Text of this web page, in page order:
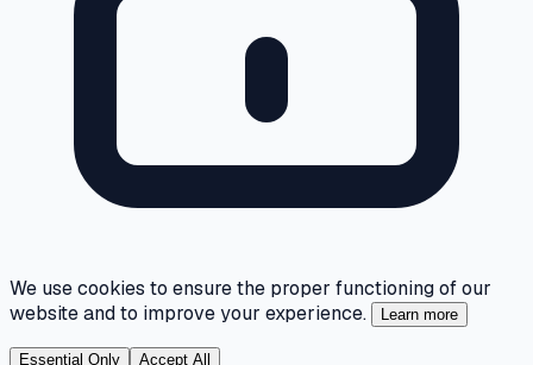
We use cookies to ensure the proper functioning of our
website and to improve your experience.
Learn more
Essential Only Accept All